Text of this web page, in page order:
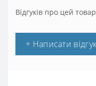
Відгуків про цей
+ Написати відгук